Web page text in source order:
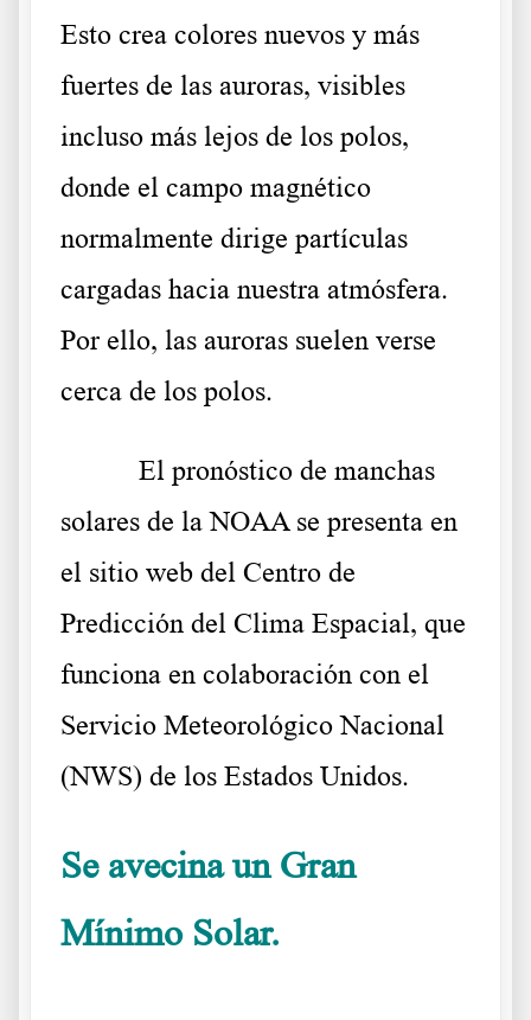
Esto crea colores nuevos y más
fuertes de las auroras, visibles
incluso más lejos de los polos,
donde el campo magnético
normalmente dirige partículas
cargadas hacia nuestra atmósfera.
Por ello, las auroras suelen verse
cerca de los polos.
El pronóstico de manchas
solares de la NOAA se presenta en
el sitio web del Centro de
Predicción del Clima Espacial, que
funciona en colaboración con el
Servicio Meteorológico Nacional
(NWS) de los Estados Unidos.
Se avecina un Gran
Mínimo Solar.